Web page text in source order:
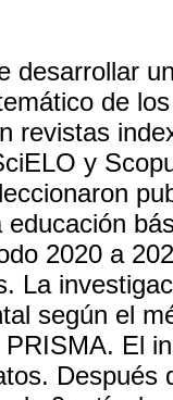
desarrollar
de
revistas
y
2020 a
La
según el
El
Después